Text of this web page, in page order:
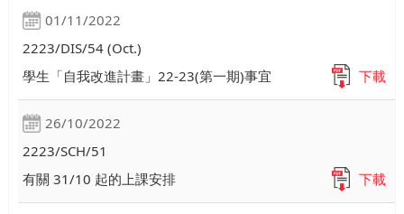
01/11/2022
2223/DIS/54 (Oct.)
學生「自我改進計畫」22-23(第一期)事宜
下載
26/10/2022
2223/SCH/51
有關 31/10 起的上課安排
下載